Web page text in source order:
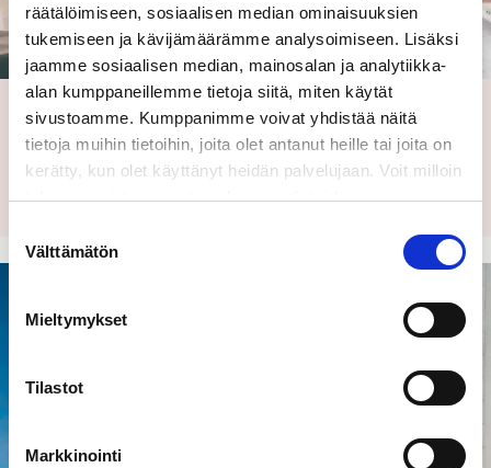
räätälöimiseen, sosiaalisen median ominaisuuksien
tukemiseen ja kävijämäärämme analysoimiseen. Lisäksi
jaamme sosiaalisen median, mainosalan ja analytiikka-
alan kumppaneillemme tietoja siitä, miten käytät
sivustoamme. Kumppanimme voivat yhdistää näitä
tietoja muihin tietoihin, joita olet antanut heille tai joita on
kerätty, kun olet käyttänyt heidän palvelujaan. Voit milloin
tahansa poistaa suostumuksesi evästeiden
valinta
Välttämätön
Mieltymykset
Tilastot
Markkinointi
Kehä I: Mestarintunnelin tekniikassa etusijalla on
käyttäjien turvallisuus
Lähtökohtana oli taata turvalliset olosuhteet käyttäjille
Suomen vilkkaimmalla ja tärkeimmällä…